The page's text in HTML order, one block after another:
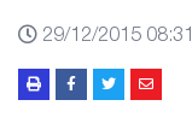
29/12/2015 08:31